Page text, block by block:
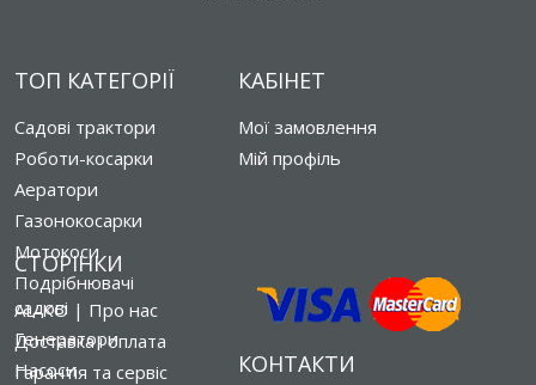
ТОП КАТЕГОРІЇ
Садові трактори
Роботи-косарки
Аератори
Газонокосарки
Мотокоси
Подрібнювачі
садові
Генератори
Насоси
СТОРІНКИ
AL-KO | Про нас
Доставка і оплата
Гарантія та сервіс
КАБІНЕТ
Мої замовлення
Мій профіль
КОНТАКТИ